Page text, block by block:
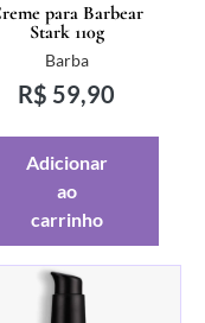
para Barbear
Stark 110g
Barba
R$ 59,90
Adicionar
ao
carrinho